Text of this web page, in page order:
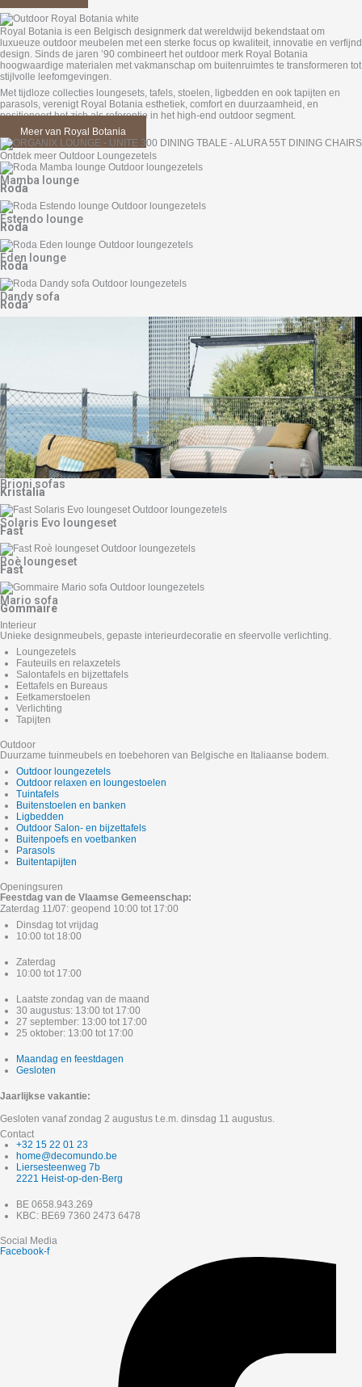
Royal Botania is een Belgisch designmerk dat wereldwijd bekendstaat om
luxueuze outdoor meubelen met een sterke focus op kwaliteit, innovatie en verfijnd
design. Sinds de jaren ’90 combineert het outdoor merk Royal Botania
hoogwaardige materialen met vakmanschap om buitenruimtes te transformeren tot
stijlvolle leefomgevingen.
Met tijdloze collecties loungesets, tafels, stoelen, ligbedden en ook tapijten en
parasols, verenigt Royal Botania esthetiek, comfort en duurzaamheid, en
positioneert het zich als referentie in het high-end outdoor segment.
Meer van Royal Botania
Ontdek meer Outdoor Loungezetels
Mamba lounge
Roda
Estendo lounge
Roda
Eden lounge
Roda
Dandy sofa
Roda
Brioni sofas
Kristalia
Solaris Evo loungeset
Fast
Roè loungeset
Fast
Mario sofa
Gommaire
Interieur
Unieke designmeubels, gepaste interieurdecoratie en sfeervolle verlichting.
Loungezetels
Fauteuils en relaxzetels
Salontafels en bijzettafels
Eettafels en Bureaus
Eetkamerstoelen
Verlichting
Tapijten
Outdoor
Duurzame tuinmeubels en toebehoren van Belgische en Italiaanse bodem.
Outdoor loungezetels
Outdoor relaxen en loungestoelen
Tuintafels
Buitenstoelen en banken
Ligbedden
Outdoor Salon- en bijzettafels
Buitenpoefs en voetbanken
Parasols
Buitentapijten
Openingsuren
Feestdag van de Vlaamse Gemeenschap:
Zaterdag 11/07: geopend 10:00 tot 17:00
Dinsdag tot vrijdag
10:00 tot 18:00
Zaterdag
10:00 tot 17:00
Laatste zondag van de maand
30 augustus: 13:00 tot 17:00
27 september: 13:00 tot 17:00
25 oktober: 13:00 tot 17:00
Maandag en feestdagen
Gesloten
Jaarlijkse vakantie:
Gesloten vanaf zondag 2 augustus t.e.m. dinsdag 11 augustus.
Contact
+32 15 22 01 23
home@decomundo.be
Liersesteenweg 7b
2221 Heist-op-den-Berg
BE 0658.943.269
KBC: BE69 7360 2473 6478
Social Media
Facebook-f